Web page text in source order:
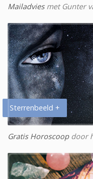
Mailadviesmet Gunter
Sterrenbeeld +
Gratis Horoscoopdoor